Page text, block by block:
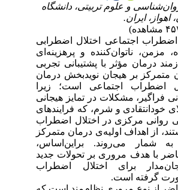
و علوم تربیتی، دانشگاه
ایران.
اجتماعی اختلال اضطرابی
مزمن، ناتوان‌کننده و پرهزینه‌ای
درمان مؤثر با پشتیبانی تجربی
بر هیجان نویدبخش درمان
اضطراب اجتماعی است؛ زیرا
فراگیر، مشکلات در تمایز هیجانی
خودانتقادی و شرم، که فرایندهای
مرکزی در اختلال اضطراب
از اهداف اولیه‌ی درمان متمرکز
شمار می‌روند. براین‌اساس،
با هدف مروری بر تحولات جدید
برای اختلال اضطراب
گرفته است.